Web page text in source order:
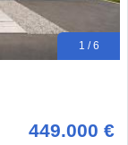
1 / 6
449.000 €